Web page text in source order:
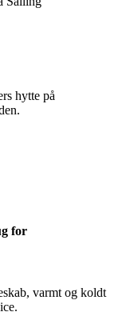
for
varmt og koldt